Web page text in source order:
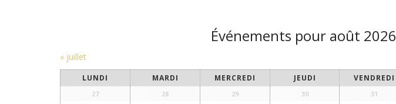
Événements pour août 2026
Navigation
par
Calendrier
mensuel
« juillet
LUNDI MARDI MERCREDI JEUDI VENDREDI
27
28
29
30
31